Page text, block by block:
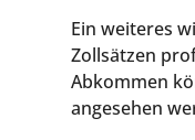
Ein weiteres
Zollsätzen
Abkommen
angesehen